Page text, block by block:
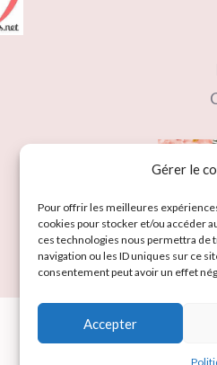
Gérer le
Pour offrir les meilleures
cookies pour stocker et/ou accéder
ces technologies nous permettra
navigation ou les ID uniques sur ce
consentement peut avoir un effet
Accepter